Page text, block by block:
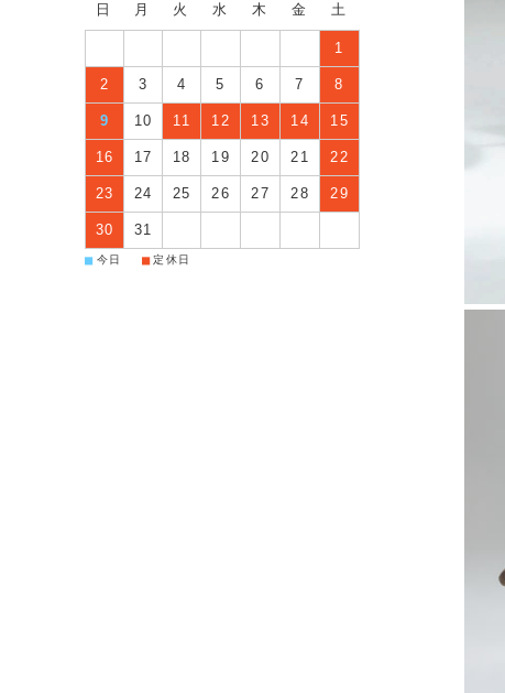
日 月 火 水 木 金 土
1
2 3 4 5 6 7 8
9 10 11 12 13 14 15
16 17 18 19 20 21 22
23 24 25 26 27 28 29
30 31
■ 今日 ■ 定休日